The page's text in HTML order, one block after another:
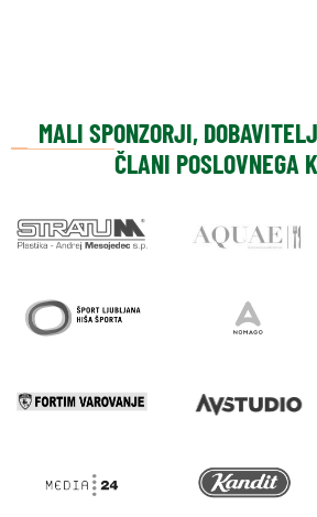
MALI SPONZORJI,
ČLANI POSLOVNEGA